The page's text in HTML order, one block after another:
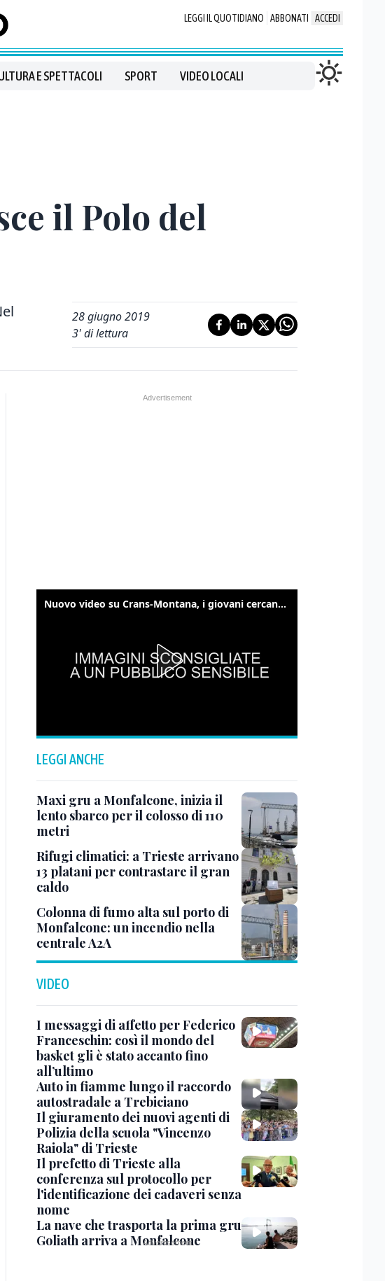
LEGGI IL QUOTIDIANO ABBONATI ACCEDI
E SPETTACOLI SPORT VIDEO LOCALI
il Polo del
28 giugno 2019
3' di lettura
Nuovo video su Crans-Montana, i giovani cercano di sfondare le vetrate
LEGGI ANCHE
Maxi gru a Monfalcone, inizia il
lento sbarco per il colosso di 110
metri
Rifugi climatici: a Trieste arrivano
13 platani per contrastare il gran
caldo
Colonna di fumo alta sul porto di
Monfalcone: un incendio nella
centrale A2A
VIDEO
I messaggi di affetto per Federico
Franceschin: così il mondo del
basket gli è stato accanto fino
all’ultimo
Auto in fiamme lungo il raccordo
autostradale a Trebiciano
Il giuramento dei nuovi agenti di
Polizia della scuola "Vincenzo
Raiola" di Trieste
Il prefetto di Trieste alla
conferenza sul protocollo per
l'identificazione dei cadaveri senza
nome
La nave che trasporta la prima gru
Goliath arriva a Monfalcone